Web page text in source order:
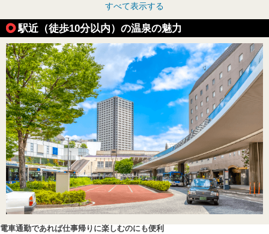
すべて表示する
駅近（徒歩10分以内）の温泉の魅力
電車通勤であれば仕事帰りに楽しむのにも便利